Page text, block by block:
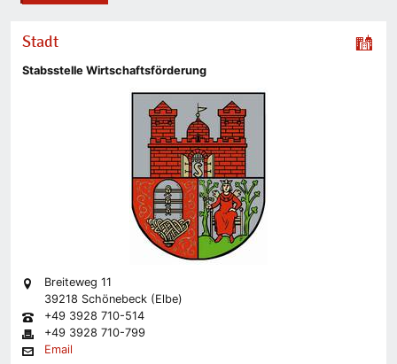
Stadt
Stabsstelle Wirtschaftsförderung
Breiteweg 11
39218 Schönebeck (Elbe)
+49 3928 710-514
+49 3928 710-799
Email